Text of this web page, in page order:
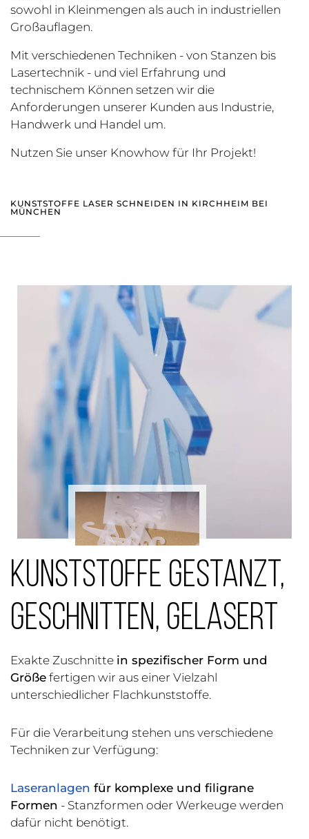
sowohl in Kleinmengen als auch in industriellen
Großauflagen.
Mit verschiedenen Techniken - von Stanzen bis
Lasertechnik - und viel Erfahrung und
technischem Können setzen wir die
Anforderungen unserer Kunden aus Industrie,
Handwerk und Handel um.
Nutzen Sie unser Knowhow für Ihr Projekt!
KUNSTSTOFFE LASER SCHNEIDEN IN KIRCHHEIM BEI
MÜNCHEN
KUNSTSTOFFE GESTANZT,
GESCHNITTEN, GELASERT
Exakte Zuschnitte in spezifischer Form und
Größe fertigen wir aus einer Vielzahl
unterschiedlicher Flachkunststoffe.
Für die Verarbeitung stehen uns verschiedene
Techniken zur Verfügung:
Laseranlagen für komplexe und filigrane
Formen - Stanzformen oder Werkeuge werden
dafür nicht benötigt.